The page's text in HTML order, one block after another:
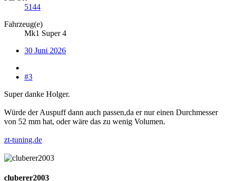
5144
Fahrzeug(e)
Mk1 Super 4
30 Juni 2026
#3
Super danke Holger.
Würde der Auspuff dann auch passen,da er nur einen Durchmesser
von 52 mm hat, oder wäre das zu wenig Volumen.
zt-tuning.de
cluberer2003